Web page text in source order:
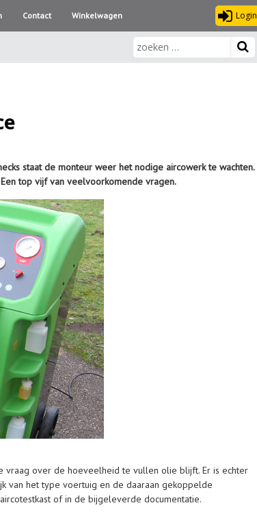
Contact Winkelwagen Login
staat de monteur weer het nodige aircowerk te wachten.
top vijf van veelvoorkomende vragen.
over de hoeveelheid te vullen olie blijft. Er is echter
van het type voertuig en de daaraan gekoppelde
of in de bijgeleverde documentatie.